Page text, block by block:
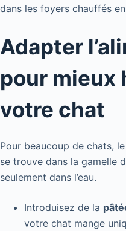
dans les foyers chauffés
Adapter
pour mieux
votre chat
Pour beaucoup de chats,
se trouve dans la gamelle
seulement dans l’eau.
Introduisez de la
votre chat mange